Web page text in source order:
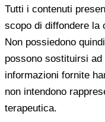
Tutti i contenuti
scopo di diffondere la
Non possiedono
possono sostituirsi
informazioni fornite
non intendono
terapeutica.